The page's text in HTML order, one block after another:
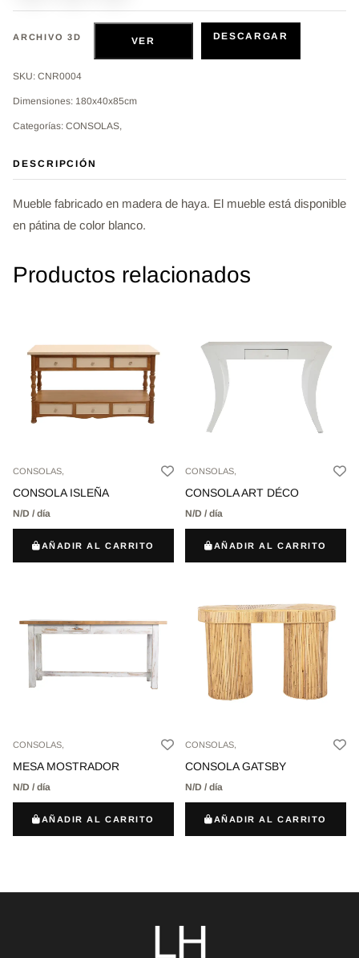
ARCHIVO 3D VER DESCARGAR
SKU: CNR0004
Dimensiones: 180x40x85cm
Categorías: CONSOLAS,
DESCRIPCIÓN
Mueble fabricado en madera de haya. El mueble está disponible
en pátina de color blanco.
Productos relacionados
CONSOLAS,
CONSOLA ISLEÑA
N/D / día
AÑADIR AL CARRITO
CONSOLAS,
CONSOLA ART DÉCO
N/D / día
AÑADIR AL CARRITO
CONSOLAS,
MESA MOSTRADOR
N/D / día
AÑADIR AL CARRITO
CONSOLAS,
CONSOLA GATSBY
N/D / día
AÑADIR AL CARRITO
LH